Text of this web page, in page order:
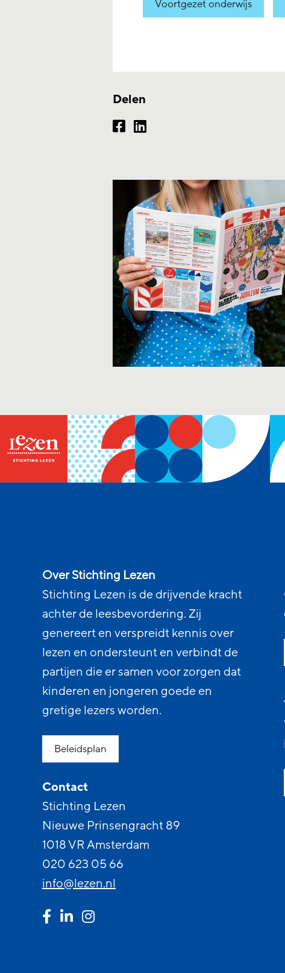
Voortgezet onderwijs
Delen
Over Stichting Lezen
Stichting Lezen is de drijvende kracht
achter de leesbevordering. Zij
genereert en verspreidt kennis over
lezen en ondersteunt en verbindt de
partijen die er samen voor zorgen dat
kinderen en jongeren goede en
gretige lezers worden.
Beleidsplan
Contact
Stichting Lezen
Nieuwe Prinsengracht 89
1018 VR Amsterdam
020 623 05 66
info@lezen.nl